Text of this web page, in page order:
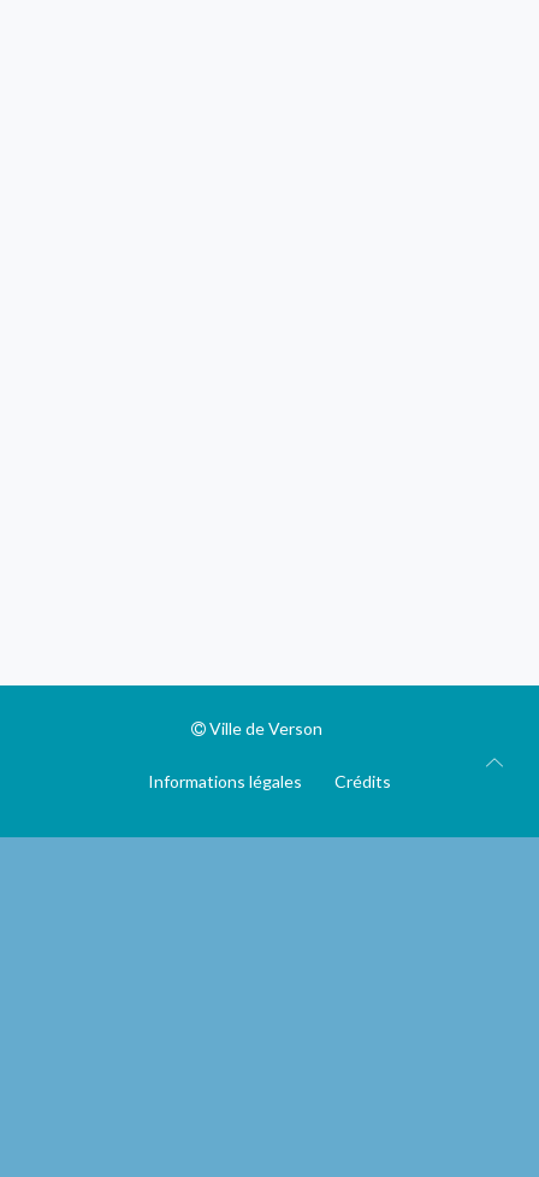
Ville de Verson
Informations légales Crédits